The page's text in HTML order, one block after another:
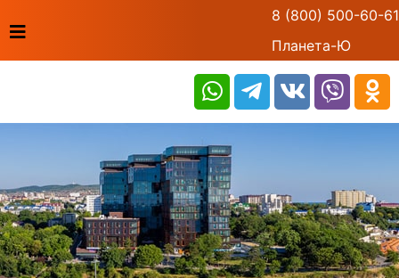
8 (800) 500-60-61
Планета-Ю